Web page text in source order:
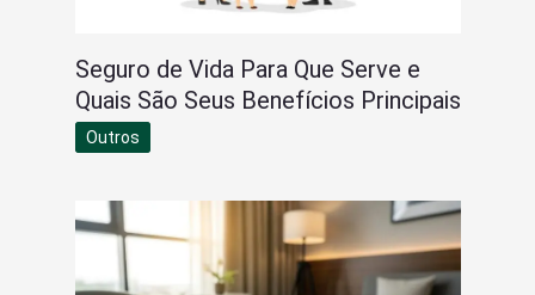
Seguro de Vida Para Que Serve e
Quais São Seus Benefícios Principais
Outros